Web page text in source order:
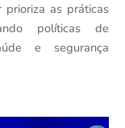
as práticas
políticas de
e segurança